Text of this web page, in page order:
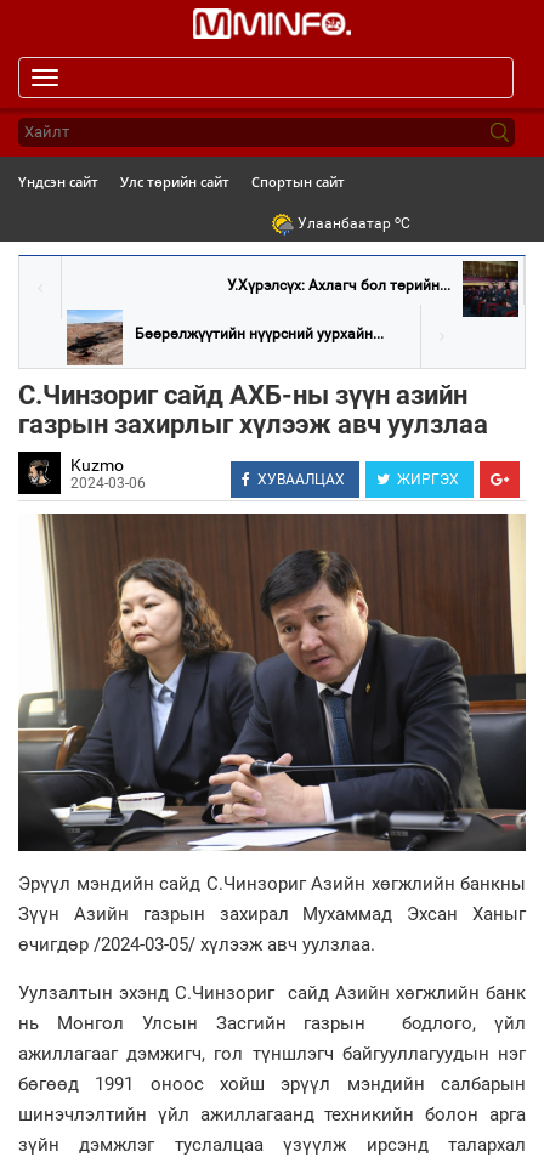
navigation
Үндсэн сайт Улс төрийн сайт Спортын сайт
Улаанбаатар oC
У.Хүрэлсүх: Ахлагч бол төрийн...
Бөөрөлжүүтийн нүүрсний уурхайн...
С.Чинзориг сайд АХБ-ны зүүн азийн
газрын захирлыг хүлээж авч уулзлаа
Kuzmo
2024-03-06 ХУВААЛЦАХ ЖИРГЭХ
Эрүүл мэндийн сайд С.Чинзориг Азийн хөгжлийн банкны
Зүүн Азийн газрын захирал Мухаммад Эхсан Ханыг
өчигдөр /2024-03-05/ хүлээж авч уулзлаа.
Уулзалтын эхэнд С.Чинзориг сайд Азийн хөгжлийн банк
нь Монгол Улсын Засгийн газрын бодлого, үйл
ажиллагааг дэмжигч, гол түншлэгч байгууллагуудын нэг
бөгөөд 1991 оноос хойш эрүүл мэндийн салбарын
шинэчлэлтийн үйл ажиллагаанд техникийн болон арга
зүйн дэмжлэг туслалцаа үзүүлж ирсэнд талархал